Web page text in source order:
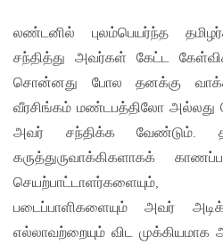
லண்டனில் புலம்பெயர்ந்த
சந்தித்து அவர்கள் கேட்ட
சொன்னது போல தனக்கு
வீரசிங்கம் மண்டபத்திலோ அல்லது
அவர் சந்திக்க வேண்டும்.
கருத்துருவாக்கிகளாகக்
செயற்பாட்டாளர்களையும்,
படைப்பாளிகளையும் அவர்
எல்லாவற்றையும் விட முக்கியமாக